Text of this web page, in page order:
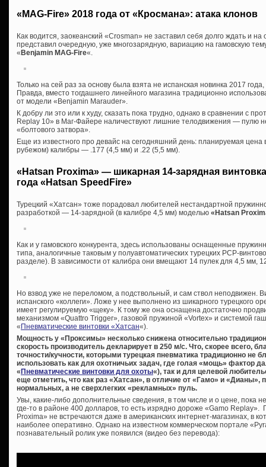
«MAG-Fire» 2018 года от «Кросмана»: атака клонов
Как водится, заокеанский «Crosman» не заставил себя долго ждать и
представил очередную, уже многозарядную, вариацию на гамовскую
«Benjamin MAG-Fire«.
Только на сей раз за основу была взята не испанская новинка 2017
Правда, вместо тогдашнего линейного магазина традиционно
от модели «Benjamin Marauder».
К добру ли это или к худу, сказать пока трудно, однако в сравнении с
Replay 10» в Маг-Файере наличествуют лишние телодвижения — пулю
«болтового затвора».
Еще из известного про девайс на сегодняшний день: планируемая
рубежом) калибры — .177 (4,5 мм) и .22 (5,5 мм).
«Hatsan Proxima» — шикарная 14-зарядная
года «Hatsan SpeedFire»
Турецкий «Хатсан» тоже порадовал любителей нестандартной
разработкой — 14-зарядной (в калибре 4,5 мм) моделью «Hatsan
Как и у гамовского конкурента, здесь использованы оснащенные
типа, аналогичные таковым у полуавтоматических турецких PCP-
разделе). В зависимости от калибра они вмещают 14 пулек для 4,5 мм,
Но взвод уже не переломом, а подствольный, и сам ствол неподвижен.
испанского «коллеги». Ложе у нее выполнено из шикарного турецкого
имеет регулируемую «щеку». К тому же она оснащена достаточно
механизмом «Quattro Trigger», газовой пружиной «Vortex» и системой
« Пневматические винтовки «Хатсан«).
Мощность у «Проксимы» несколько снижена относительно
скорость производитель декларирует в 250 м/с. Что, скорее всего,
точности/кучности, которыми турецкая пневматика традиционно не
использовать как для охотничьих задач, где голая «мощь» фактор
« Пневматические винтовки для охоты«), так и для целевой
еще отметить, что как раз «Хатсан», в отличие от «Гамо» и
нормальных, а не сверхлегких «рекламных» пуль.
Увы, какие-либо дополнительные сведения, в том числе и о цене, пока
где-то в районе 400 долларов, то есть изрядно дороже «Gamo
Proxima» не встречаются даже в американских интернет-магазинах, в
наиболее оперативно. Однако на известном коммерческом портале
познавательный ролик уже появился (видео без перевода):